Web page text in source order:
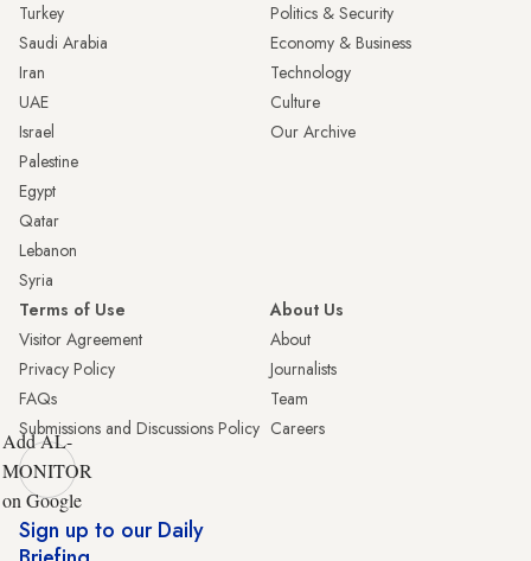
Turkey
Saudi Arabia
Iran
UAE
Israel
Palestine
Egypt
Qatar
Lebanon
Syria
Politics & Security
Economy & Business
Technology
Culture
Our Archive
Terms of Use
Visitor Agreement
Privacy Policy
FAQs
Submissions and Discussions Policy
About Us
About
Journalists
Team
Careers
Add AL-
MONITOR
on Google
Sign up to our Daily